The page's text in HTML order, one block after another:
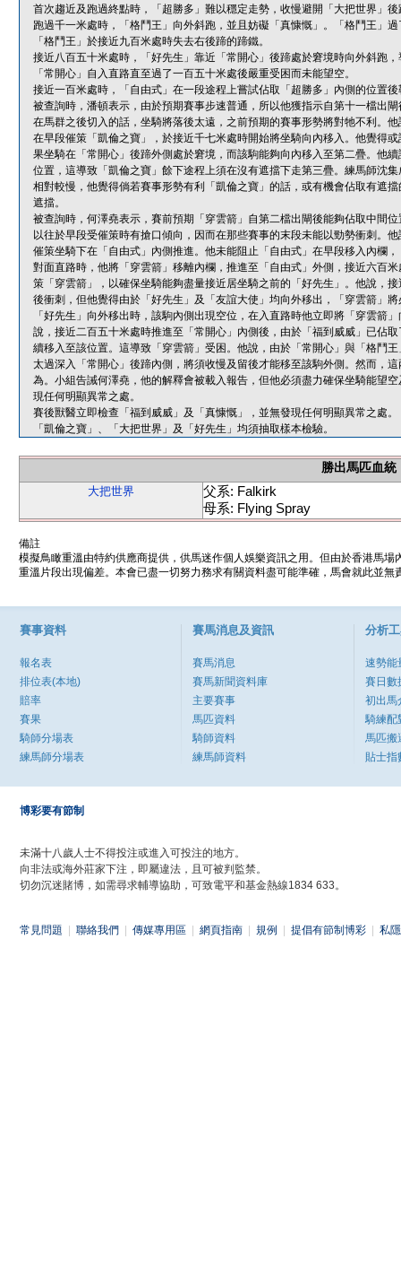
首次趨近及跑過終點時，「超勝多」難以穩定走勢，收慢避開「大把世界」
跑過千一米處時，「格鬥王」向外斜跑，並且妨礙「真慷慨」。「格鬥王」
「格鬥王」於接近九百米處時失去右後蹄的蹄鐵。
接近八百五十米處時，「好先生」靠近「常開心」後蹄處於窘境時向外斜跑
「常開心」自入直路直至過了一百五十米處後嚴重受困而未能望空。
接近一百米處時，「自由式」在一段途程上嘗試佔取「超勝多」內側的位置
被查詢時，潘頓表示，由於預期賽事步速普通，所以他獲指示自第十一檔出
在馬群之後切入的話，坐騎將落後太遠，之前預期的賽事形勢將對牠不利。
在早段催策「凱倫之寶」，於接近千七米處時開始將坐騎向內移入。他覺得
果坐騎在「常開心」後蹄外側處於窘境，而該駒能夠向內移入至第二疊。他
位置，這導致「凱倫之寶」餘下途程上須在沒有遮擋下走第三疊。練馬師沈
相對較慢，他覺得倘若賽事形勢有利「凱倫之寶」的話，或有機會佔取有遮
遮擋。
被查詢時，何澤堯表示，賽前預期「穿雲箭」自第二檔出閘後能夠佔取中間
以往於早段受催策時有搶口傾向，因而在那些賽事的末段未能以勁勢衝刺。
催策坐騎下在「自由式」內側推進。他未能阻止「自由式」在早段移入內欄
對面直路時，他將「穿雲箭」移離內欄，推進至「自由式」外側，接近六百
策「穿雲箭」，以確保坐騎能夠盡量接近居坐騎之前的「好先生」。他說，
後衝刺，但他覺得由於「好先生」及「友誼大使」均向外移出，「穿雲箭」
「好先生」向外移出時，該駒內側出現空位，在入直路時他立即將「穿雲箭
說，接近二百五十米處時推進至「常開心」內側後，由於「福到威威」已佔
續移入至該位置。這導致「穿雲箭」受困。他說，由於「常開心」與「格鬥
太過深入「常開心」後蹄內側，將須收慢及留後才能移至該駒外側。然而，
為。小組告誡何澤堯，他的解釋會被載入報告，但他必須盡力確保坐騎能望
現任何明顯異常之處。
賽後獸醫立即檢查「福到威威」及「真慷慨」，並無發現任何明顯異常之處。
「凱倫之寶」、「大把世界」及「好先生」均須抽取樣本檢驗。
勝出馬匹血統
大把世界
父系: Falkirk
母系: Flying Spray
備註
模擬鳥瞰重溫由特約供應商提供，供馬迷作個人娛樂資訊之用。但由於香港馬
重溫片段出現偏差。本會已盡一切努力務求有關資料盡可能準確，馬會就此並
賽事資料
報名表
排位表(本地)
賠率
賽果
騎師分場表
練馬師分場表
賽馬消息及資訊
賽馬消息
賽馬新聞資料庫
主要賽事
馬匹資料
騎師資料
練馬師資料
分析
速勢能
賽日數
初出馬
騎練配
馬匹搬
貼士指
博彩要有節制
未滿十八歲人士不得投注或進入可投注的地方。
向非法或海外莊家下注，即屬違法，且可被判監禁。
切勿沉迷賭博，如需尋求輔導協助，可致電平和基金熱線1834 633。
常見問題 聯絡我們 傳媒專用區 網頁指南 規例 提倡有節制博彩 私